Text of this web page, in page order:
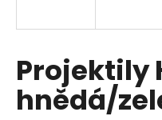
Projektily
hnědá/
í
t
?